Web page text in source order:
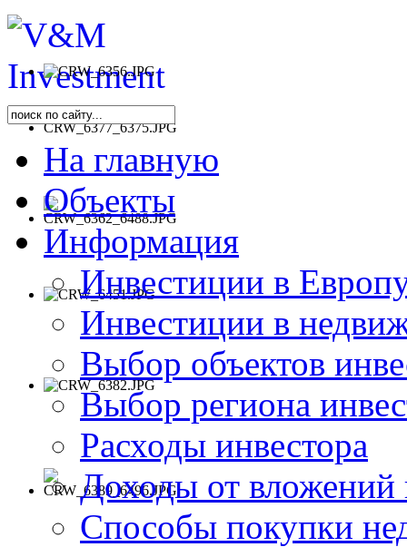
На главную
Объекты
Информация
Инвестиции в
Инвестиции в
Выбор объектов
Выбор региона
Расходы инвестора
Доходы от вложений
Способы покупки